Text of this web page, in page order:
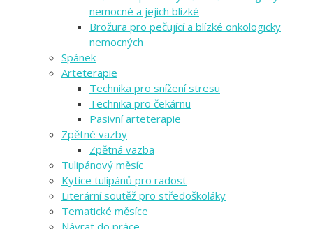
nemocné a jejich blízké
Brožura pro pečující a blízké onkologicky
nemocných
Spánek
Arteterapie
Technika pro snížení stresu
Technika pro čekárnu
Pasivní arteterapie
Zpětné vazby
Zpětná vazba
Tulipánový měsíc
Kytice tulipánů pro radost
Literární soutěž pro středoškoláky
Tematické měsíce